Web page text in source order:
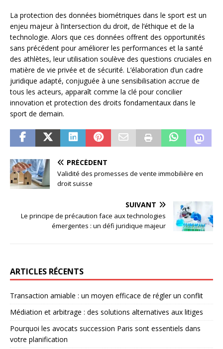
La protection des données biométriques dans le sport est un
enjeu majeur à l’intersection du droit, de l’éthique et de la
technologie. Alors que ces données offrent des opportunités
sans précédent pour améliorer les performances et la santé
des athlètes, leur utilisation soulève des questions cruciales en
matière de vie privée et de sécurité. L’élaboration d’un cadre
juridique adapté, conjuguée à une sensibilisation accrue de
tous les acteurs, apparaît comme la clé pour concilier
innovation et protection des droits fondamentaux dans le
sport de demain.
PRÉCÉDENT
Validité des promesses de vente immobilière en
droit suisse
SUIVANT
Le principe de précaution face aux technologies
émergentes : un défi juridique majeur
ARTICLES RÉCENTS
Transaction amiable : un moyen efficace de régler un conflit
Médiation et arbitrage : des solutions alternatives aux litiges
Pourquoi les avocats succession Paris sont essentiels dans
votre planification